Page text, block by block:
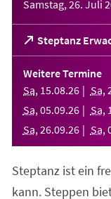
Samstag, 26. Juli
Steptanz
(Öffnet
in
einem
neuen
Tab)
Weitere Termine
Sa, 15.08.26 Sa,
Sa, 05.09.26 Sa,
Sa, 26.09.26 Sa,
Steptanz ist ein
kann. Steppen